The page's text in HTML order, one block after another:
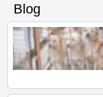
Blog